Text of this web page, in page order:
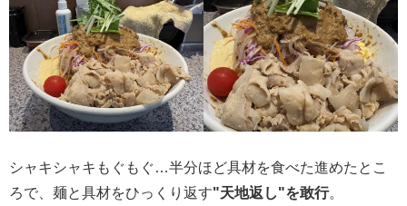
シャキシャキもぐもぐ…半分ほど具材を食べた進めたとこ
ろで、麺と具材をひっくり返す"天地返し"を敢行。